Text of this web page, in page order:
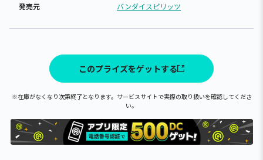
発売元 バンダイスピリッツ
このプライズをゲットする
※在庫がなくなり次第終了となります。サービスサイトで実際の取り扱いを確認してくださ
い。